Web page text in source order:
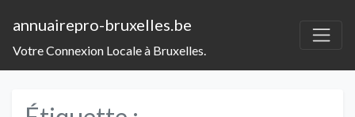
annuairepro-bruxelles.be
Votre Connexion Locale à Bruxelles.